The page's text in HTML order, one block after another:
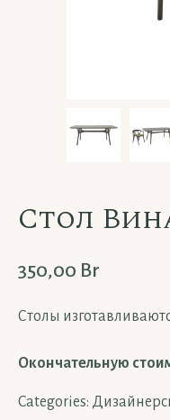
Стол
350,00 Br
Столы
Окончательную
Categories: